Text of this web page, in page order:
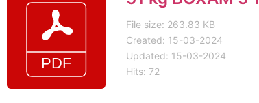
File size: 263.83 KB
Created: 15-03-2024
Updated: 15-03-2024
Hits: 72